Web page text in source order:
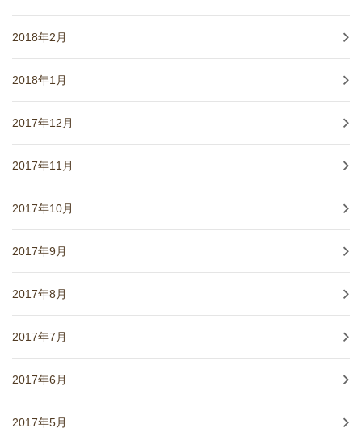
2018年2月
2018年1月
2017年12月
2017年11月
2017年10月
2017年9月
2017年8月
2017年7月
2017年6月
2017年5月